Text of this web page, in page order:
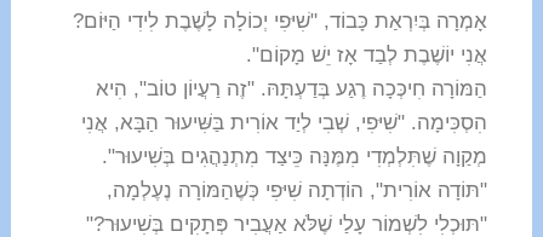
אָמְרָה בְּיִרְאַת כָּבוֹד, "שִׁיּפִי יְכוֹלָה לָשֶׁבֶת לִידִי הַיּוֹם?
אֲנִי יוֹשֶׁבֶת לְבַד אָז יֵשׁ מָקוֹם".
הַמּוֹרָה חִיכְּכָה רֶגַע בְּדַעְתָּהּ. "זֶה רַעֲיוֹן טוֹב", הִיא
הִסְכִּימָה. "שִׁיּפִי, שְׁבִי לְיַד אוֹרִית בַּשִּׁיעוּר הַבָּא, אֲנִי
מְקַוָה שֶׁתִּלְמְדִי מִמֶּנָּה כֵּיצַד מִתְנַהֲגִים בְּשִׁיעוּר".
"תּוֹדָה אוֹרִית", הוֹדְתָה שִׁיּפִי כְּשֶׁהַמּוֹרָה נֶעֶלְמָה,
"תּוּכְלִי לִשְׁמוֹר עָלַי שֶׁלֹּא אַעֲבִיר פְּתָקִים בְּשִׁיעוּר?"